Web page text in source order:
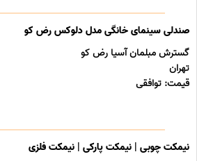
صندلی سینمای خانگی مدل دلوکس رض کو
گسترش مبلمان آسیا رض کو
تهران
قیمت: توافقی
نیمکت چوبی | نیمکت پارکی | نیمکت فلزی